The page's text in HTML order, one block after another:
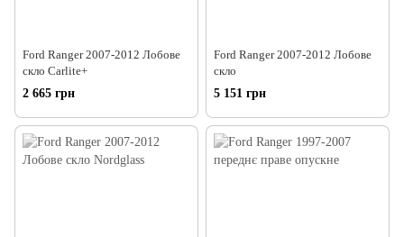
Ford Ranger 2007-2012 Лобове
скло Carlite+
2 665 грн
Ford Ranger 2007-2012 Лобове
скло
5 151 грн